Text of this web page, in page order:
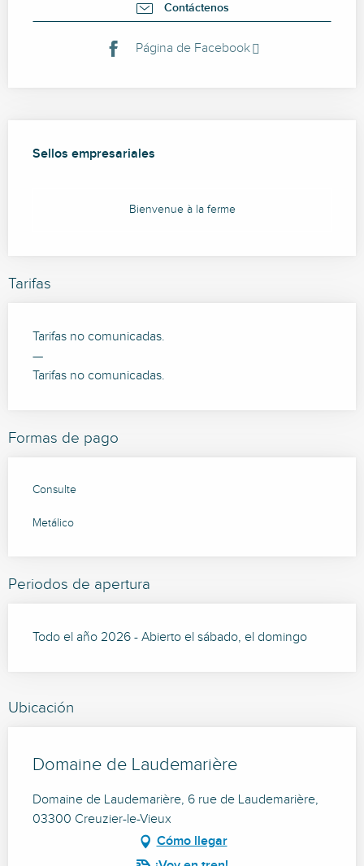
Contáctenos
Página de Facebook
Sellos empresariales
Sellos empresariales
Bienvenue à la ferme
Tarifas
Tarifas no comunicadas.
—
Tarifas no comunicadas.
Formas de pago
Consulte
Metálico
Periodos de apertura
Todo el año 2026 - Abierto el sábado, el domingo
Ubicación
Domaine de Laudemarière
Domaine de Laudemarière, 6 rue de Laudemarière,
03300 Creuzier-le-Vieux
Cómo llegar